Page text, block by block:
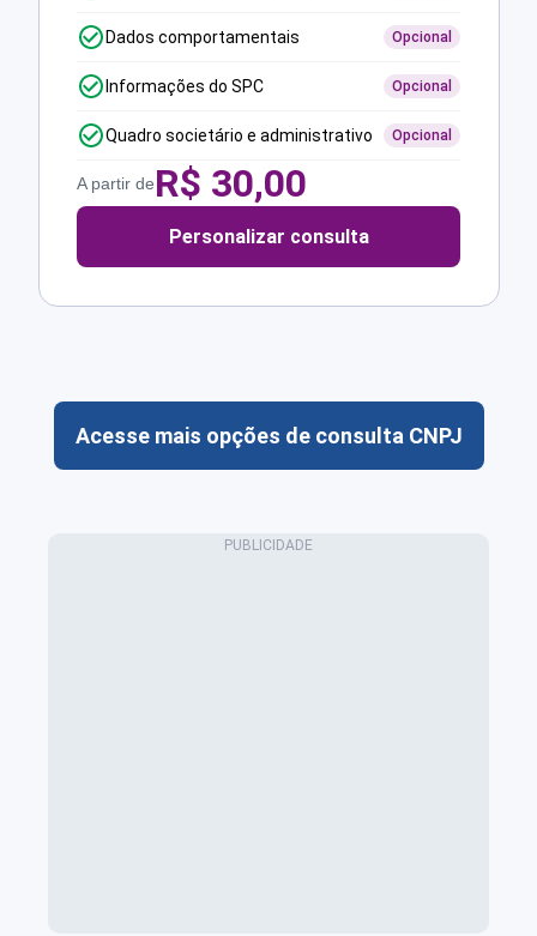
Dados comportamentais Opcional
Informações do SPC Opcional
Quadro societário e administrativo Opcional
A partir deR$ 30,00
Personalizar consulta
Acesse mais opções de consulta CNPJ